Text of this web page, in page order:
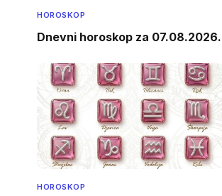
HOROSKOP
Dnevni horoskop za 07.08.2026.
HOROSKOP